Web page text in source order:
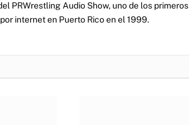
PRWrestling Audio Show, uno de los primeros
internet en Puerto Rico en el 1999.